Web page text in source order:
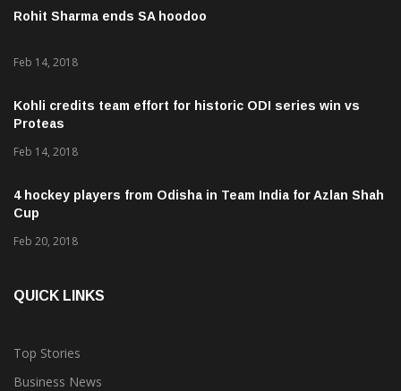
Rohit Sharma ends SA hoodoo
Feb 14, 2018
Kohli credits team effort for historic ODI series win vs
Proteas
Feb 14, 2018
4 hockey players from Odisha in Team India for Azlan Shah
Cup
Feb 20, 2018
QUICK LINKS
Top Stories
Business News